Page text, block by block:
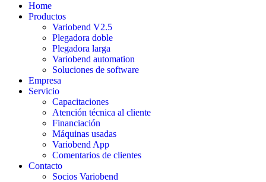
Home
Productos
Variobend V2.5
Plegadora doble
Plegadora larga
Variobend automation
Soluciones de software
Empresa
Servicio
Capacitaciones
Atención técnica al cliente
Financiación
Máquinas usadas
Variobend App
Comentarios de clientes
Contacto
Socios Variobend